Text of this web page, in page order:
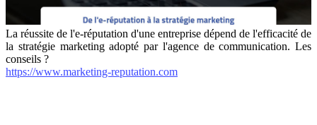
La réussite de l'e-réputation d'une entreprise dépend de l'efficacité de
la stratégie marketing adopté par l'agence de communication. Les
conseils ?
https://www.marketing-reputation.com